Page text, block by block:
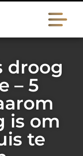
droog
– 5
is om
te